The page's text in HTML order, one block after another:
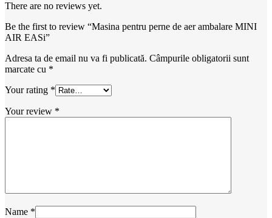
There are no reviews yet.
Be the first to review “Masina pentru perne de aer ambalare MINI
AIR EASi”
Adresa ta de email nu va fi publicată. Câmpurile obligatorii sunt
marcate cu *
Your rating *
Your review *
Name *